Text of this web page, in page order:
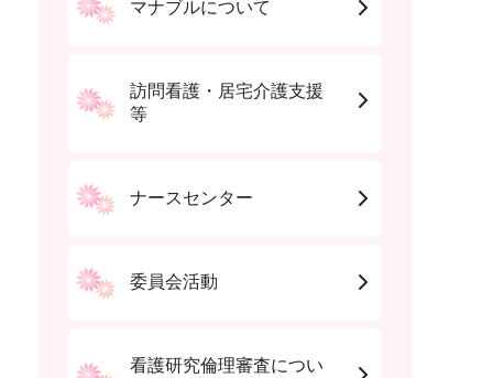
マナブルについて
訪問看護・居宅介護支援
等
ナースセンター
委員会活動
看護研究倫理審査につい